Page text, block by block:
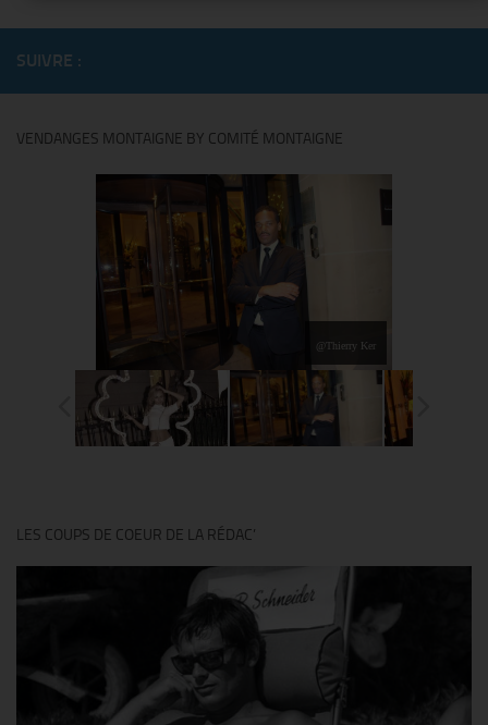
SUIVRE :
VENDANGES MONTAIGNE BY COMITÉ MONTAIGNE
@Thierry Ker
LES COUPS DE COEUR DE LA RÉDAC’